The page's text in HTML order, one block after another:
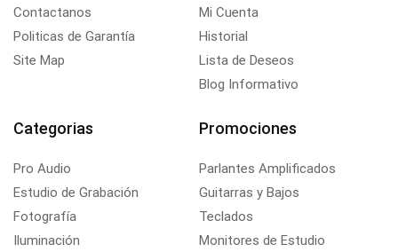
Contactanos
Politicas de Garantía
Site Map
Mi Cuenta
Historial
Lista de Deseos
Blog Informativo
Categorias
Pro Audio
Estudio de Grabación
Fotografía
Iluminación
Promociones
Parlantes Amplificados
Guitarras y Bajos
Teclados
Monitores de Estudio